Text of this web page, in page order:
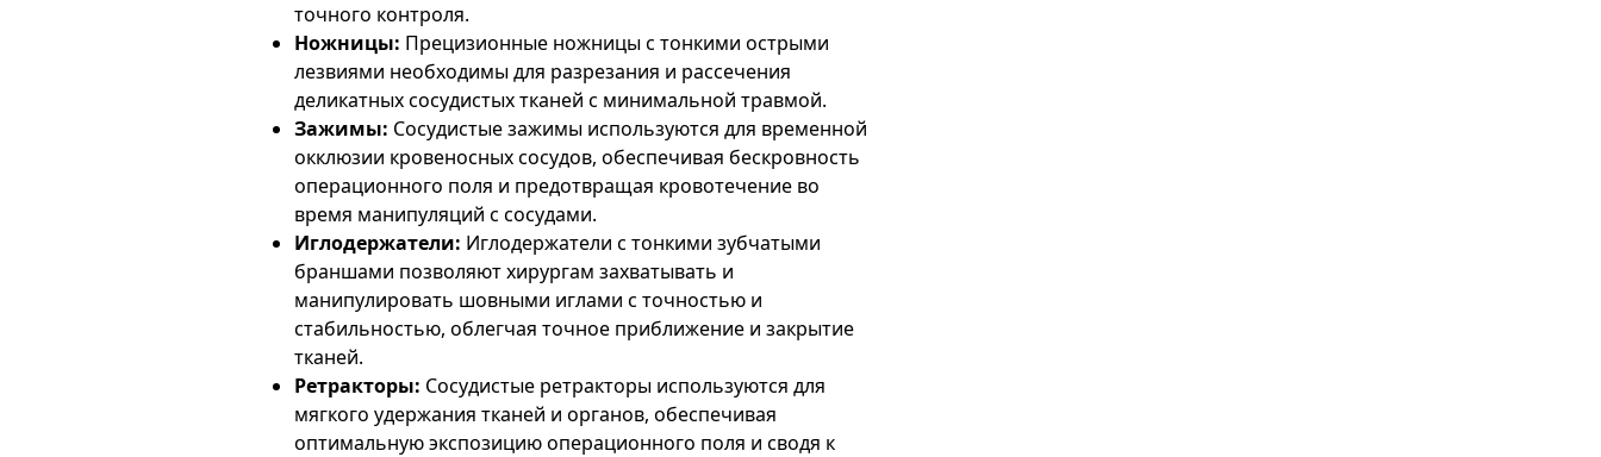
точного контроля.
Ножницы: Прецизионные ножницы с тонкими острыми
лезвиями необходимы для разрезания и рассечения
деликатных сосудистых тканей с минимальной травмой.
Зажимы: Сосудистые зажимы используются для временной
окклюзии кровеносных сосудов, обеспечивая бескровность
операционного поля и предотвращая кровотечение во
время манипуляций с сосудами.
Иглодержатели: Иглодержатели с тонкими зубчатыми
браншами позволяют хирургам захватывать и
манипулировать шовными иглами с точностью и
стабильностью, облегчая точное приближение и закрытие
тканей.
Ретракторы: Сосудистые ретракторы используются для
мягкого удержания тканей и органов, обеспечивая
оптимальную экспозицию операционного поля и сводя к